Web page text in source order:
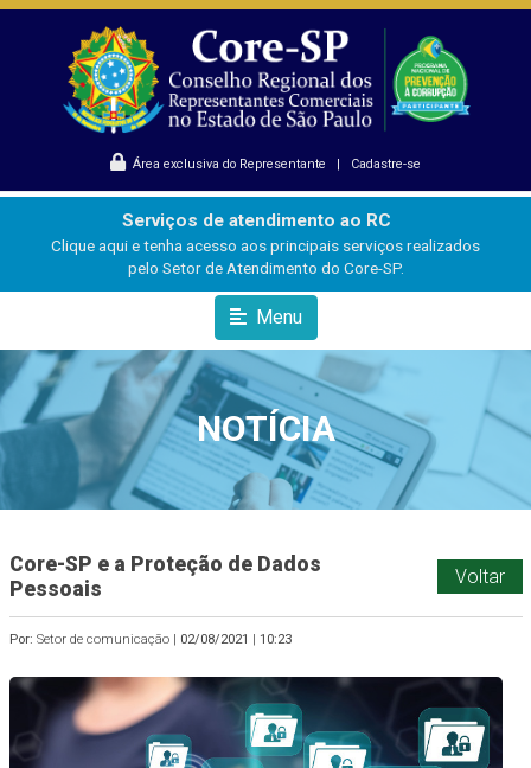
Área exclusiva do Representante | Cadastre-se
Serviços de atendimento ao RC
Clique aqui e tenha acesso aos principais serviços realizados
pelo Setor de Atendimento do Core-SP.
Menu
NOTÍCIA
Core-SP e a Proteção de Dados
Pessoais
Voltar
Por: Setor de comunicação | 02/08/2021 | 10:23